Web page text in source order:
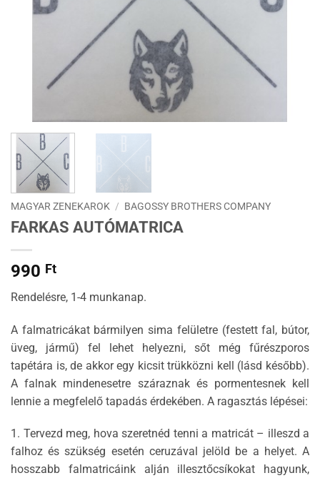
MAGYAR ZENEKAROK / BAGOSSY BROTHERS COMPANY
FARKAS AUTÓMATRICA
990 Ft
Rendelésre, 1-4 munkanap.
A falmatricákat bármilyen sima felületre (festett fal, bútor,
üveg, jármű) fel lehet helyezni, sőt még fűrészporos
tapétára is, de akkor egy kicsit trükközni kell (lásd később).
A falnak mindenesetre száraznak és pormentesnek kell
lennie a megfelelő tapadás érdekében. A ragasztás lépései:
1. Tervezd meg, hova szeretnéd tenni a matricát – illeszd a
falhoz és szükség esetén ceruzával jelöld be a helyet. A
hosszabb falmatricáink alján illesztőcsíkokat hagyunk,